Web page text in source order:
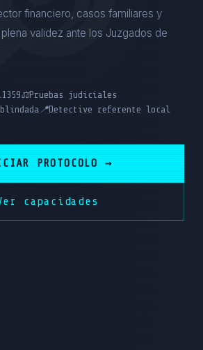
financiero, casos familiares y
validez ante los Juzgados de
⚖️Pruebas judiciales
📍Detective referente local
PROTOCOLO →
capacidades